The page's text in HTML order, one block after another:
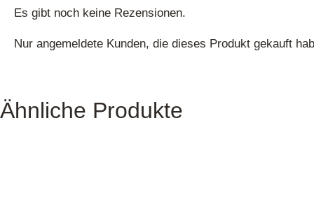
Es gibt noch keine Rezensionen.
Nur angemeldete Kunden, die dieses Produkt gekauft
Ähnliche Produkte